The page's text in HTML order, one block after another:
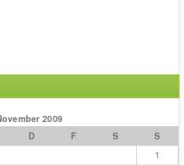
2009
D F S
S
1